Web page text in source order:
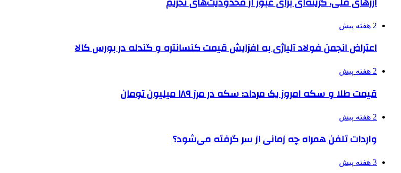
2 هفته پیش
اعتراض انجمن فولاد آلیاژی به افزایش قیمت کنسانتره و گندله در بورس کالا
2 هفته پیش
قیمت طلا و سکه امروز یک مرداد؛ سکه در مرز ۱۸۹ میلیون تومان
2 هفته پیش
واردات تلفن همراه چه زمانی از سر گرفته می‌شود؟
3 هفته پیش